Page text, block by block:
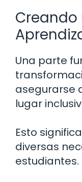
Una parte
asegurarse
lugar
Esto
diversas
estudiantes.